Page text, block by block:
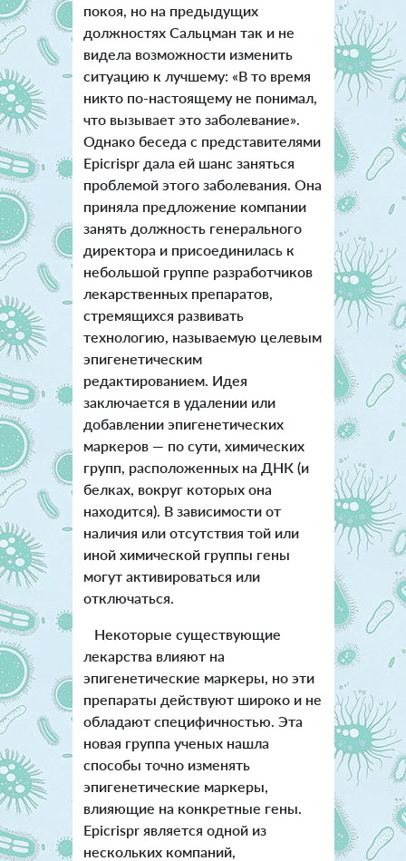
покоя, но на предыдущих
должностях Сальцман так и не
видела возможности изменить
ситуацию к лучшему: «В то время
никто по-настоящему не понимал,
что вызывает это заболевание».
Однако беседа с представителями
Epicrispr дала ей шанс заняться
проблемой этого заболевания. Она
приняла предложение компании
занять должность генерального
директора и присоединилась к
небольшой группе разработчиков
лекарственных препаратов,
стремящихся развивать
технологию, называемую целевым
эпигенетическим
редактированием. Идея
заключается в удалении или
добавлении эпигенетических
маркеров — по сути, химических
групп, расположенных на ДНК (и
белках, вокруг которых она
находится). В зависимости от
наличия или отсутствия той или
иной химической группы гены
могут активироваться или
отключаться.
Некоторые существующие
лекарства влияют на
эпигенетические маркеры, но эти
препараты действуют широко и не
обладают специфичностью. Эта
новая группа ученых нашла
способы точно изменять
эпигенетические маркеры,
влияющие на конкретные гены.
Epicrispr является одной из
нескольких компаний,